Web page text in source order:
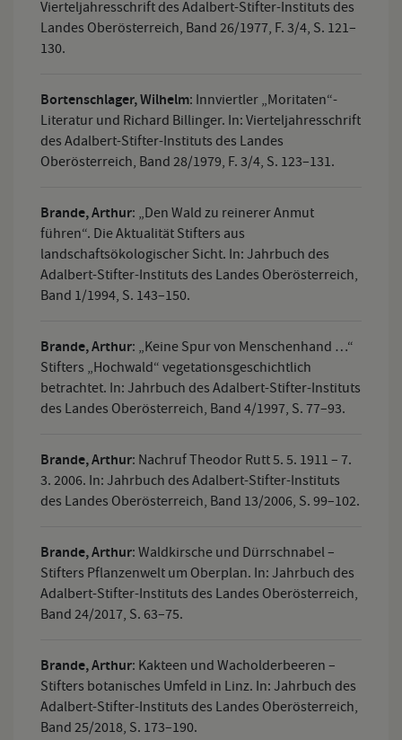
Vierteljahresschrift des Adalbert-Stifter-Instituts des
Landes Oberösterreich, Band 26/1977, F. 3/4, S. 121–
130.
Bortenschlager, Wilhelm: Innviertler „Moritaten“-
Literatur und Richard Billinger. In: Vierteljahresschrift
des Adalbert-Stifter-Instituts des Landes
Oberösterreich, Band 28/1979, F. 3/4, S. 123–131.
Brande, Arthur: „Den Wald zu reinerer Anmut
führen“. Die Aktualität Stifters aus
landschaftsökologischer Sicht. In: Jahrbuch des
Adalbert-Stifter-Instituts des Landes Oberösterreich,
Band 1/1994, S. 143–150.
Brande, Arthur: „Keine Spur von Menschenhand …“
Stifters „Hochwald“ vegetationsgeschichtlich
betrachtet. In: Jahrbuch des Adalbert-Stifter-Instituts
des Landes Oberösterreich, Band 4/1997, S. 77–93.
Brande, Arthur: Nachruf Theodor Rutt 5. 5. 1911 – 7.
3. 2006. In: Jahrbuch des Adalbert-Stifter-Instituts
des Landes Oberösterreich, Band 13/2006, S. 99–102.
Brande, Arthur: Waldkirsche und Dürrschnabel –
Stifters Pflanzenwelt um Oberplan. In: Jahrbuch des
Adalbert-Stifter-Instituts des Landes Oberösterreich,
Band 24/2017, S. 63–75.
Brande, Arthur: Kakteen und Wacholderbeeren –
Stifters botanisches Umfeld in Linz. In: Jahrbuch des
Adalbert-Stifter-Instituts des Landes Oberösterreich,
Band 25/2018, S. 173–190.